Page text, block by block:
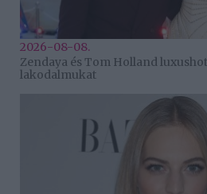
2026-08-08.
Zendaya és Tom Holland
lakodalmukat